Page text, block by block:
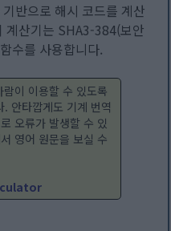
반으로 해시 코드를 계산
계산기는 SHA3-384(보안
수를 사용합니다.
이 이용할 수 있도록
안타깝게도 기계 번역
오류가 발생할 수 있
영어 원문을 보실 수